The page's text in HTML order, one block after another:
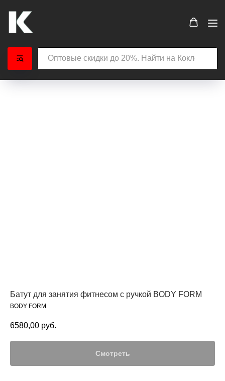
Батут для занятия фитнесом с ручкой BODY FORM
BODY FORM
6580,00 руб.
Смотреть